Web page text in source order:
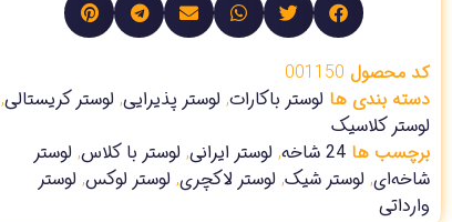
کد محصول 001150
دسته بندی ها لوستر باکارات, لوستر پذیرایی, لوستر کریستالی,
لوستر کلاسیک
برچسب ها 24 شاخه , لوستر ایرانی, لوستر با کلاس, لوستر
شاخه‌ای, لوستر شیک, لوستر لاکچری, لوستر لوکس, لوستر
وارداتی